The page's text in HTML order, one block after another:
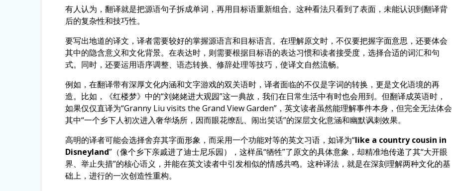
有人认为，翻译就是把源语句子拆成单词，再用目标语重新组合。这种看法只看到了表面，未能认识到翻译背
后的复杂性和技巧性。
要写出地道的译文，译者需要较好的掌握源语言和目标语言。在理解原文时，不仅要把握字面意思，还要体会
其中的隐含意义和文化背景。在表达时，则需要根据目标语的表达习惯和读者接受度，选择合适的词汇和句
式。同时，还要运用语序调整、语态转换、修辞处理等技巧，使译文自然流畅。
例如，在翻译带有深厚文化内涵和文字游戏的双关语时，译者面临的不仅是字词的转换，更是文化语境的再
造。比如，《红楼梦》中的“刘姥姥进大观园”这一典故，我们在日常生活中有时也会用到。但翻译成英语时，
如果仅仅直译为“Granny Liu visits the Grand View Garden”，英文读者虽然能理解事件本身，但完全无法体会
其中“一个乡下人初次进入奢华场所，因而眼花缭乱、闹出笑话”的深层文化意涵和幽默讽刺效果。
高明的译者可能会选择舍弃其字面形象，而采用一个功能对等的英文习语，如译为“like a country cousin in
Disneyland”（像个乡下亲戚进了迪士尼乐园），这样虽“牺牲”了原文的具体意象，却精准地传递了其“大开眼
界、举止失措”的核心语义，并能在英文读者中引发相似的情感共鸣。这种译法，就是在深刻理解两种文化的基
础上，进行的一次创造性重构。